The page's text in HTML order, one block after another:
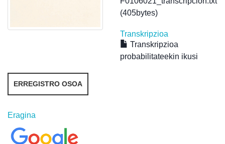
(405bytes)
Transkripzioa
Transkripzioa
probabilitateekin ikusi
ERREGISTRO OSOA
Eragina